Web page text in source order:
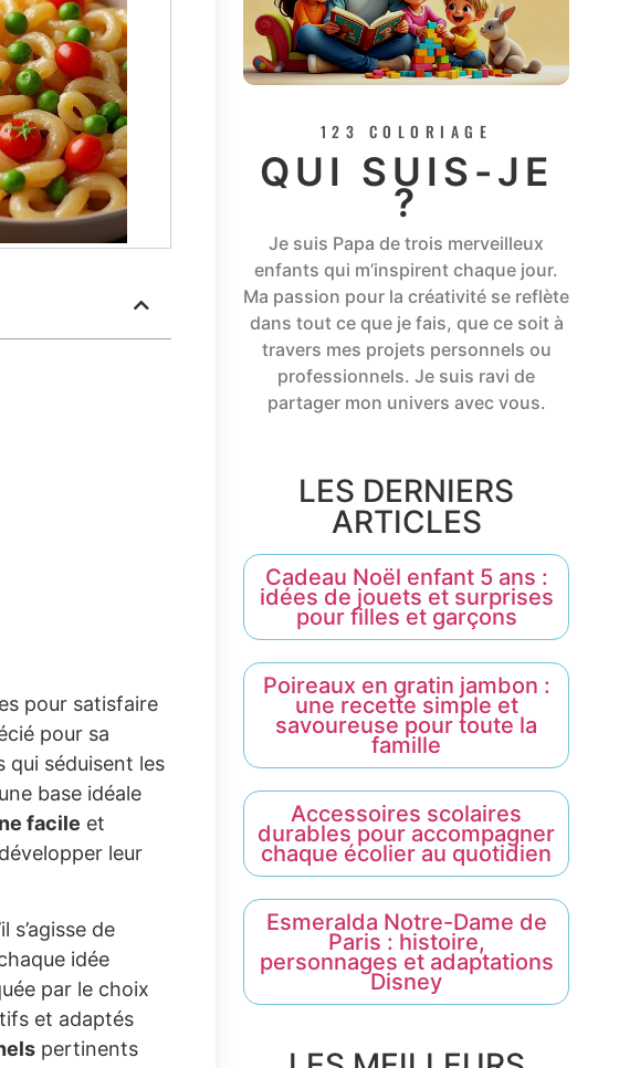
pour satisfaire
pour sa
séduisent les
base idéale
facile et
leur
de
idée
par le choix
et adaptés
pertinents
123 COLORIAGE
QUI SUIS-JE
?
Je suis Papa de trois merveilleux
enfants qui m’inspirent chaque jour.
Ma passion pour la créativité se reflète
dans tout ce que je fais, que ce soit à
travers mes projets personnels ou
professionnels. Je suis ravi de
partager mon univers avec vous.
LES DERNIERS
ARTICLES
Cadeau Noël enfant 5 ans :
idées de jouets et surprises
pour filles et garçons
Poireaux en gratin jambon :
une recette simple et
savoureuse pour toute la
famille
Accessoires scolaires
durables pour accompagner
chaque écolier au quotidien
Esmeralda Notre-Dame de
Paris : histoire,
personnages et adaptations
Disney